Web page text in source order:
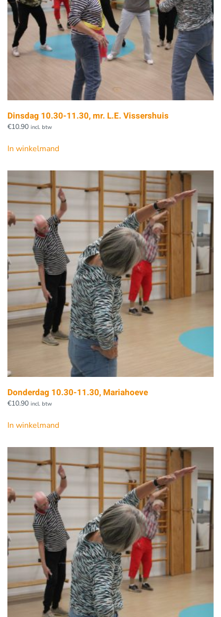
Dinsdag 10.30-11.30, mr. L.E. Vissershuis
€10.90 incl. btw
In winkelmand
Donderdag 10.30-11.30, Mariahoeve
€10.90 incl. btw
In winkelmand